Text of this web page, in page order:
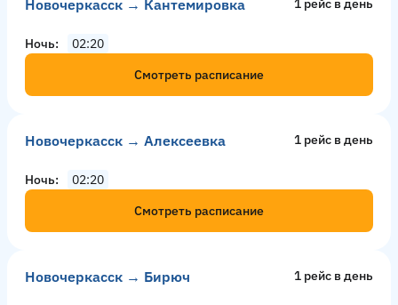
Новочеркасск → Кантемировка
Ночь
02:20
Смотреть расписание
Новочеркасск → Алексеевка 1 рейс в день
Ночь
02:20
Смотреть расписание
Новочеркасск → Бирюч 1 рейс в день